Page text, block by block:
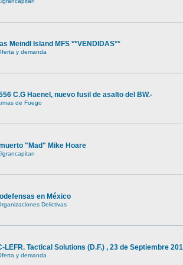
Meindl Island MFS **VENDIDAS**
y demanda
C.G Haenel, nuevo fusil de asalto del BW.-
de Fuego
"Mad" Mike Hoare
en México
Delictivas
LEFR. Tactical Solutions (D.F.) , 23 de Septiembre
y demanda